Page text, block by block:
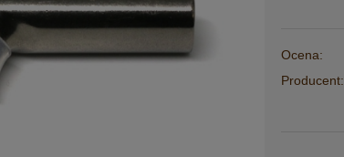
Ocena:
Producent: